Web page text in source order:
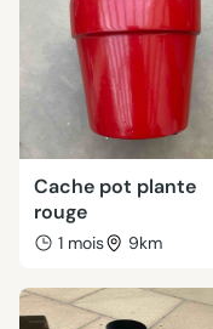
Cache pot plante
rouge
1 mois 9km